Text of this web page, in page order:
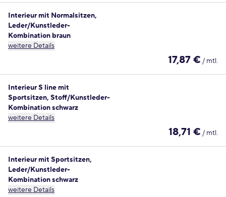
Interieur mit Normalsitzen,
Leder/Kunstleder-
Kombination braun
weitere Details
17,87 € / mtl.
Interieur S line mit
Sportsitzen, Stoff/Kunstleder-
Kombination schwarz
weitere Details
18,71 € / mtl.
Interieur mit Sportsitzen,
Leder/Kunstleder-
Kombination schwarz
weitere Details